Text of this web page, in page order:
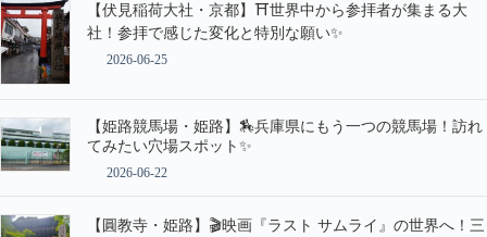
【伏見稲荷大社・京都】⛩️世界中から参拝者が集まる大
社！参拝で感じた変化と特別な願い✨
2026-06-25
【姫路競馬場・姫路】🏇兵庫県にもう一つの競馬場！訪れ
てみたい穴場スポット✨
2026-06-22
【圓教寺・姫路】🎬映画『ラスト サムライ』の世界へ！三